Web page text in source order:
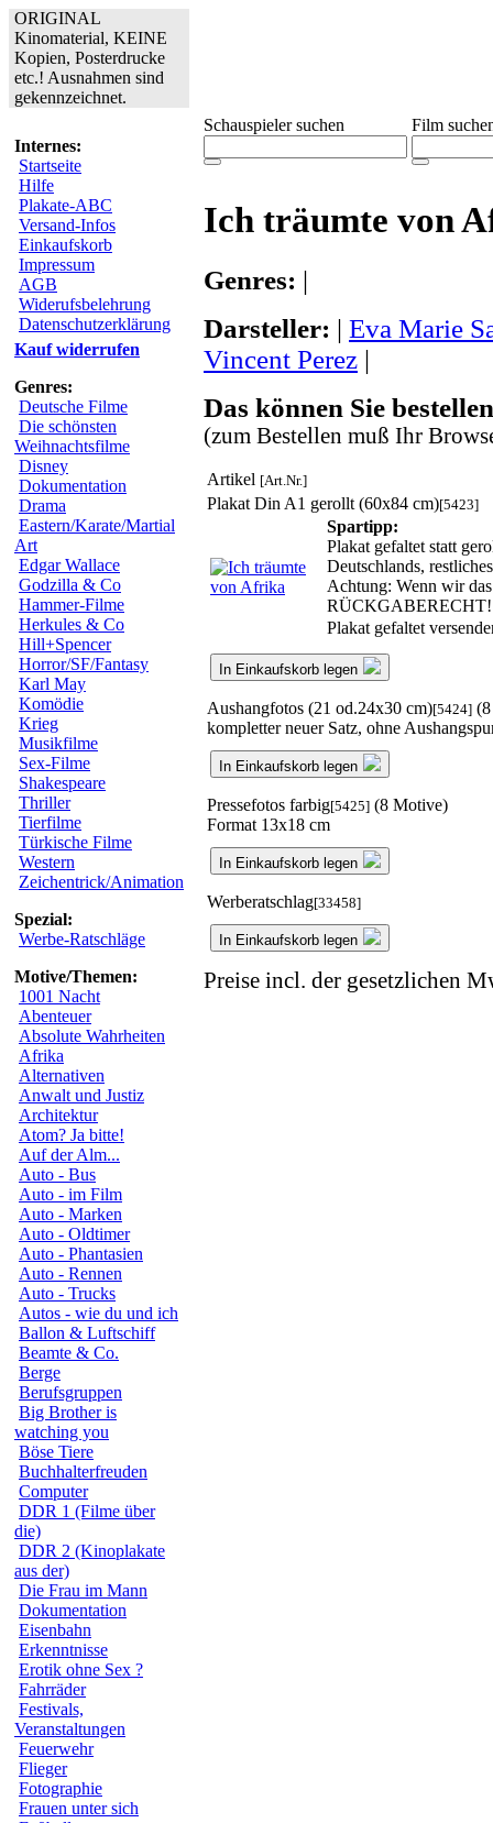
ORIGINAL
Kinomaterial, KEINE
Kopien, Posterdrucke
etc.! Ausnahmen sind
gekennzeichnet.
Internes:
Startseite
Hilfe
Plakate-ABC
Versand-Infos
Einkaufskorb
Impressum
AGB
Widerufsbelehrung
Datenschutzerklärung
Kauf widerrufen
Genres:
Deutsche Filme
Die schönsten
Weihnachtsfilme
Disney
Dokumentation
Drama
Eastern/Karate/Martial
Art
Edgar Wallace
Godzilla & Co
Hammer-Filme
Herkules & Co
Hill+Spencer
Horror/SF/Fantasy
Karl May
Komödie
Krieg
Musikfilme
Sex-Filme
Shakespeare
Thriller
Tierfilme
Türkische Filme
Western
Zeichentrick/Animation
Spezial:
Werbe-Ratschläge
Motive/Themen:
1001 Nacht
Abenteuer
Absolute Wahrheiten
Afrika
Alternativen
Anwalt und Justiz
Architektur
Atom? Ja bitte!
Auf der Alm...
Auto - Bus
Auto - im Film
Auto - Marken
Auto - Oldtimer
Auto - Phantasien
Auto - Rennen
Auto - Trucks
Autos - wie du und ich
Ballon & Luftschiff
Beamte & Co.
Berge
Berufsgruppen
Big Brother is
watching you
Böse Tiere
Buchhalterfreuden
Computer
DDR 1 (Filme über
die)
DDR 2 (Kinoplakate
aus der)
Die Frau im Mann
Dokumentation
Eisenbahn
Erkenntnisse
Erotik ohne Sex ?
Fahrräder
Festivals,
Veranstaltungen
Feuerwehr
Flieger
Fotographie
Frauen unter sich
Schauspieler suchen Film
Ich träumte von
Genres: |
Darsteller: | Eva Marie
Vincent Perez |
Das können Sie
(zum Bestellen muß Ihr
Artikel [Art.Nr.]
Plakat Din A1 gerollt (60x84 cm)[5423]
Spartipp:
Plakat gefaltet statt
Deutschlands,
Achtung: Wenn wir
RÜCKGABERECHT!
Plakat gefaltet
In Einkaufskorb legen
Aushangfotos (21 od.24x30 cm)[5424]
kompletter neuer Satz, ohne
In Einkaufskorb legen
Pressefotos farbig[5425] (8 Motive)
Format 13x18 cm
In Einkaufskorb legen
Werberatschlag[33458]
In Einkaufskorb legen
Preise incl. der gesetzlichen